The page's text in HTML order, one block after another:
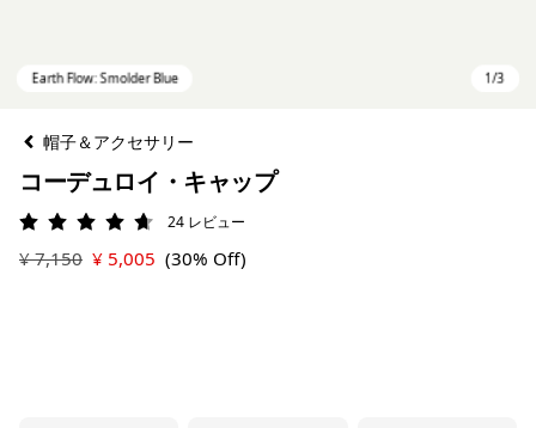
帽子＆アクセサリー
コーデュロイ・キャップ
評価: 4.7 / 5
24 レビュー
¥ 7,150 ¥ 5,005 (30% Off)